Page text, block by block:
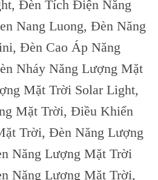
Đèn Tích Điện Năng
Nang Luong, Đèn Năng
Đèn Cao Áp Năng
Nháy Năng Lượng Mặt
Mặt Trời Solar Light,
Mặt Trời, Điều Khiển
Trời, Đèn Năng Lượng
Năng Lượng Mặt Trời
Năng Lượng Mặt Trời,